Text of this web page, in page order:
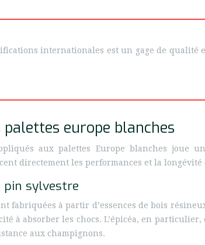
internationales est un gage de
europe blanches
aux palettes Europe blanches
directement les performances et la
pin sylvestre
fabriquées à partir d’essences de bois
à absorber les chocs. L’épicéa, en
aux champignons.